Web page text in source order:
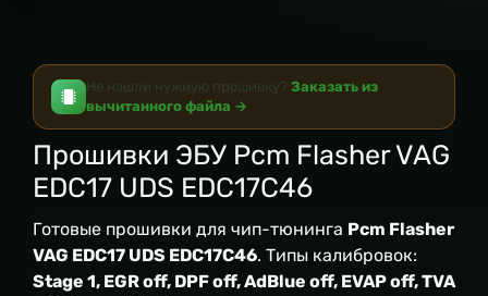
Не нашли нужную прошивку? Заказать из
вычитанного файла →
Прошивки ЭБУ Pcm Flasher VAG
EDC17 UDS EDC17C46
Готовые прошивки для чип-тюнинга Pcm Flasher
VAG EDC17 UDS EDC17C46. Типы калибровок:
Stage 1, EGR off, DPF off, AdBlue off, EVAP off, TVA